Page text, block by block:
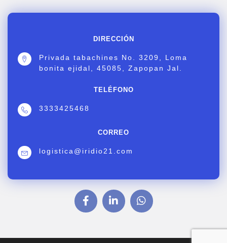
DIRECCIÓN
Privada tabachines No. 3209, Loma
bonita ejidal, 45085, Zapopan Jal.
TELÉFONO
3333425468
CORREO
logistica@iridio21.com